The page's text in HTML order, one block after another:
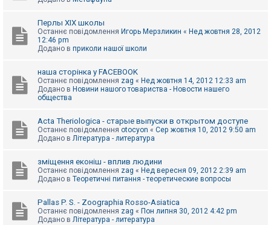
Перлы ХІХ школы
Останнє повідомлення Игорь Мерзликин « Нед жовтня 28, 2012
12:46 pm
Додано в приколи нашої школи
наша сторінка у FACEBOOK
Останнє повідомлення zag « Нед жовтня 14, 2012 12:33 am
Додано в Новини нашого товариства - Новости нашего
общества
Acta Theriologica - старые выпуски в открытом доступе
Останнє повідомлення otocyon « Сер жовтня 10, 2012 9:50 am
Додано в Література - литература
зміщення еконіш - вплив людини
Останнє повідомлення zag « Нед вересня 09, 2012 2:39 am
Додано в Теоретичні питання - теоретические вопросы
Pallas P. S. - Zoographia Rosso-Asiatica
Останнє повідомлення zag « Пон липня 30, 2012 4:42 pm
Додано в Література - литература